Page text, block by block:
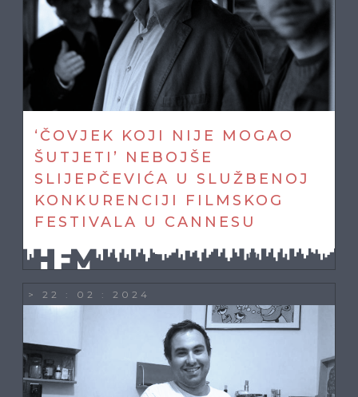
‘ČOVJEK KOJI NIJE MOGAO
ŠUTJETI’ NEBOJŠE
SLIJEPČEVIĆA U SLUŽBENOJ
KONKURENCIJI FILMSKOG
FESTIVALA U CANNESU
> 22 : 02 : 2024